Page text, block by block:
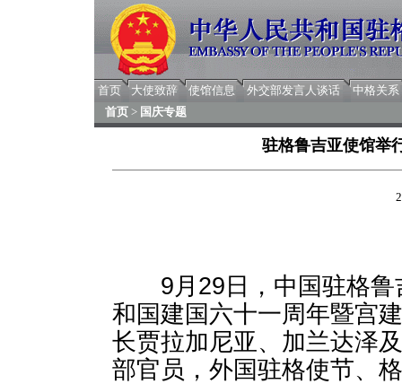
首页 大使致辞 使馆信息 外交部发言人谈话
中格关系
首页 > 国庆专题
驻格鲁吉亚使馆举
9月29日，中国驻格鲁
和国建国六十一周年暨宫
长贾拉加尼亚、加兰达泽
部官员，外国驻格使节、